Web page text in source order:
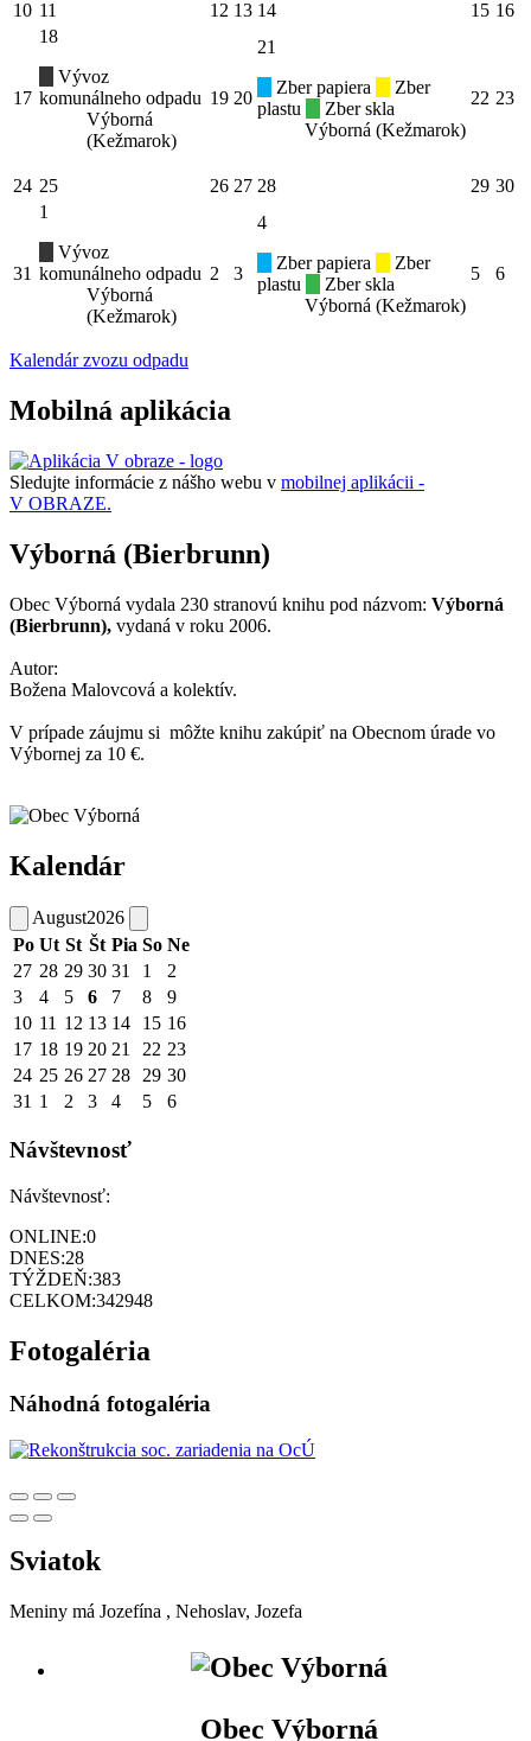
10 11 12 13 14 15 16
17
18
Vývoz
komunálneho odpadu
Výborná
(Kežmarok)
19 20
21
Zber papiera
Zber
plastu
Zber skla
Výborná (Kežmarok)
22 23
24 25 26 27 28 29 30
31
1
Vývoz
komunálneho odpadu
Výborná
(Kežmarok)
2 3
4
Zber papiera
Zber
plastu
Zber skla
Výborná (Kežmarok)
5 6
Kalendár zvozu odpadu
Mobilná aplikácia
Sledujte informácie z nášho webu v mobilnej aplikácii -
V OBRAZE.
Výborná (Bierbrunn)
Obec Výborná vydala 230 stranovú knihu pod názvom: Výborná
(Bierbrunn), vydaná v roku 2006.
Autor:
Božena Malovcová a kolektív.
V prípade záujmu si môžte knihu zakúpiť na Obecnom úrade vo
Výbornej za 10 €.
Kalendár
August2026
Po Ut St Št Pia So Ne
27 28 29 30 31 1
2
3
4 5 6 7 8
9
10 11 12 13 14 15 16
17 18 19 20 21 22 23
24 25 26 27 28 29 30
31 1 2 3 4 5 6
Návštevnosť
Návštevnosť:
ONLINE:0
DNES:28
TÝŽDEŇ:383
CELKOM:342948
Fotogaléria
Náhodná fotogaléria
Sviatok
Meniny má Jozefína , Nehoslav, Jozefa
Obec Výborná